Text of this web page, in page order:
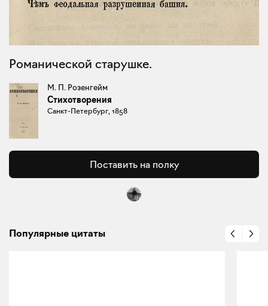
Романической старушке.
М. П. Розенгейм
Стихотворения
Санкт-Петербург, 1858
Поставить на полку
Популярные цитаты